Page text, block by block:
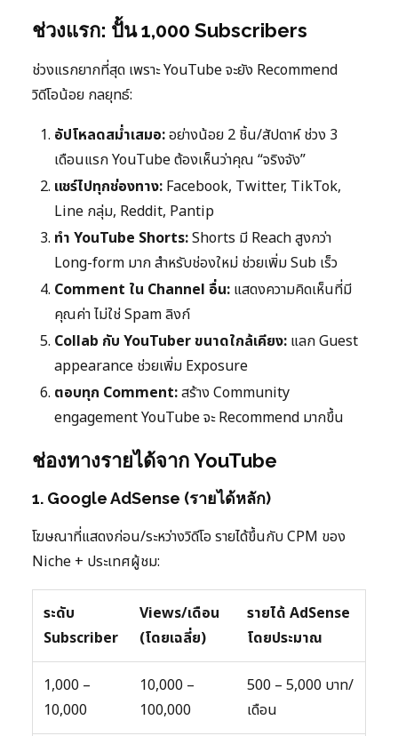
ช่วงแรก: ปั้น 1,000 Subscribers
ช่วงแรกยากที่สุด เพราะ YouTube จะยัง Recommend
วิดีโอน้อย กลยุทธ์:
อัปโหลดสม่ำเสมอ:อย่างน้อย 2 ชิ้น/สัปดาห์ ช่วง 3
เดือนแรก YouTube ต้องเห็นว่าคุณ “จริงจัง”
แชร์ไปทุกช่องทาง: Facebook, Twitter, TikTok,
Line กลุ่ม, Reddit, Pantip
ทำ YouTube Shorts:Shorts มี Reach สูงกว่า
Long-form มาก สำหรับช่องใหม่ ช่วยเพิ่ม Sub เร็ว
Comment ใน Channel อื่น: แสดงความคิดเห็นที่มี
คุณค่า ไม่ใช่ Spam ลิงก์
Collab กับ YouTuber ขนาดใกล้เคียง: แลก Guest
appearance ช่วยเพิ่ม Exposure
ตอบทุก Comment:สร้าง Community
engagement YouTube จะ Recommend มากขึ้น
ช่องทางรายได้จาก YouTube
1. Google AdSense (รายได้หลัก)
โฆษณาที่แสดงก่อน/ระหว่างวิดีโอ รายได้ขึ้นกับ CPM ของ
Niche + ประเทศผู้ชม:
ระดับ
Subscriber
Views/เดือน
(โดยเฉลี่ย)
รายได้ AdSense
โดยประมาณ
1,000 –
10,000
10,000 –
100,000
500 – 5,000 บาท/
เดือน